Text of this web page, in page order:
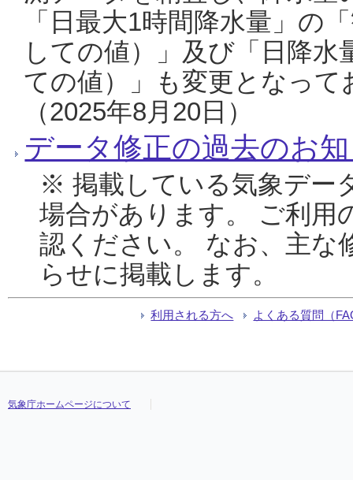
「日最大1時間降水量」の
しての値）」及び「日降
ての値）」も変更となっ
（2025年8月20日）
データ修正の過去のお
※ 掲載している気象デー
場合があります。 ご利用
認ください。 なお、主な
らせに掲載します。
利用される方へ よくある質問（
気象庁ホームページについて